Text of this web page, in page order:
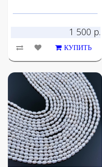
1 500 р.
КУПИТЬ